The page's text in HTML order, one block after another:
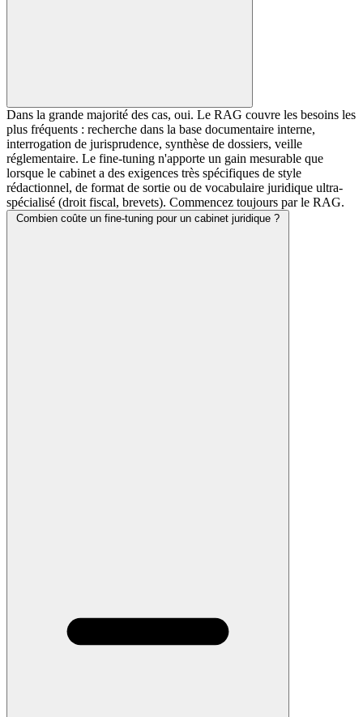
Dans la grande majorité des cas, oui. Le RAG couvre les besoins les
plus fréquents : recherche dans la base documentaire interne,
interrogation de jurisprudence, synthèse de dossiers, veille
réglementaire. Le fine-tuning n'apporte un gain mesurable que
lorsque le cabinet a des exigences très spécifiques de style
rédactionnel, de format de sortie ou de vocabulaire juridique ultra-
spécialisé (droit fiscal, brevets). Commencez toujours par le RAG.
Combien coûte un fine-tuning pour un cabinet juridique ?